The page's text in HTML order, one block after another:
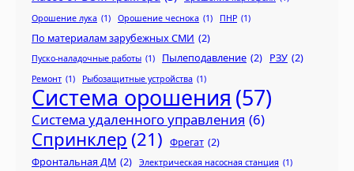
Орошение лука (1) Орошение чеснока (1) ПНР (1)
По материалам зарубежных СМИ (2)
Пуско-наладочные работы (1) Пылеподавление (2) РЗУ (2)
Ремонт (1) Рыбозащитные устройства (1)
Система орошения (57)
Система удаленного управления (6)
Спринклер (21) Фрегат (2)
Фронтальная ДМ (2) Электрическая насосная станция (1)